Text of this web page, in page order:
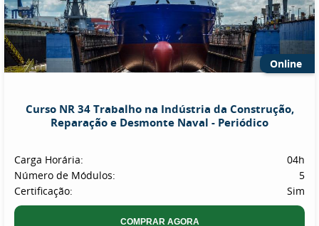
Online
Curso NR 34 Trabalho na Indústria da Construção,
Reparação e Desmonte Naval - Periódico
Carga Horária:
04h
Número de Módulos:
5
Certificação:
Sim
COMPRAR AGORA